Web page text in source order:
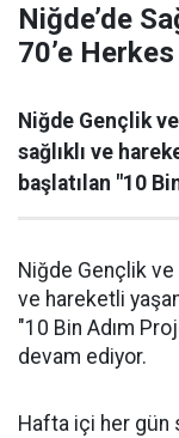
Niğde’de
70’e
Niğde Gençlik
sağlıklı ve
başlatılan "10
Niğde Gençlik ve
ve hareketli
"10 Bin Adım
devam ediyor.
Hafta içi her gün